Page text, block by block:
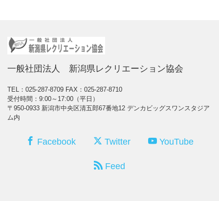
一般社団法人 新潟県レクリエーション協会
TEL：025-287-8709 FAX：025-287-8710
受付時間：9:00～17:00（平日）
〒950-0933 新潟市中央区清五郎67番地12 デンカビッグスワンスタジア
ム内
Facebook Twitter YouTube
Feed